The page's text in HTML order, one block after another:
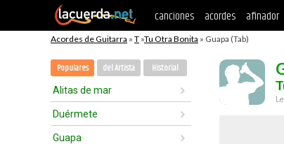
canciones acordes afinador
Acordes de Guitarra » T »Tu Otra Bonita » Guapa (Tab)
Populares del Artista Historial
Alitas de mar
Duérmete
Guapa